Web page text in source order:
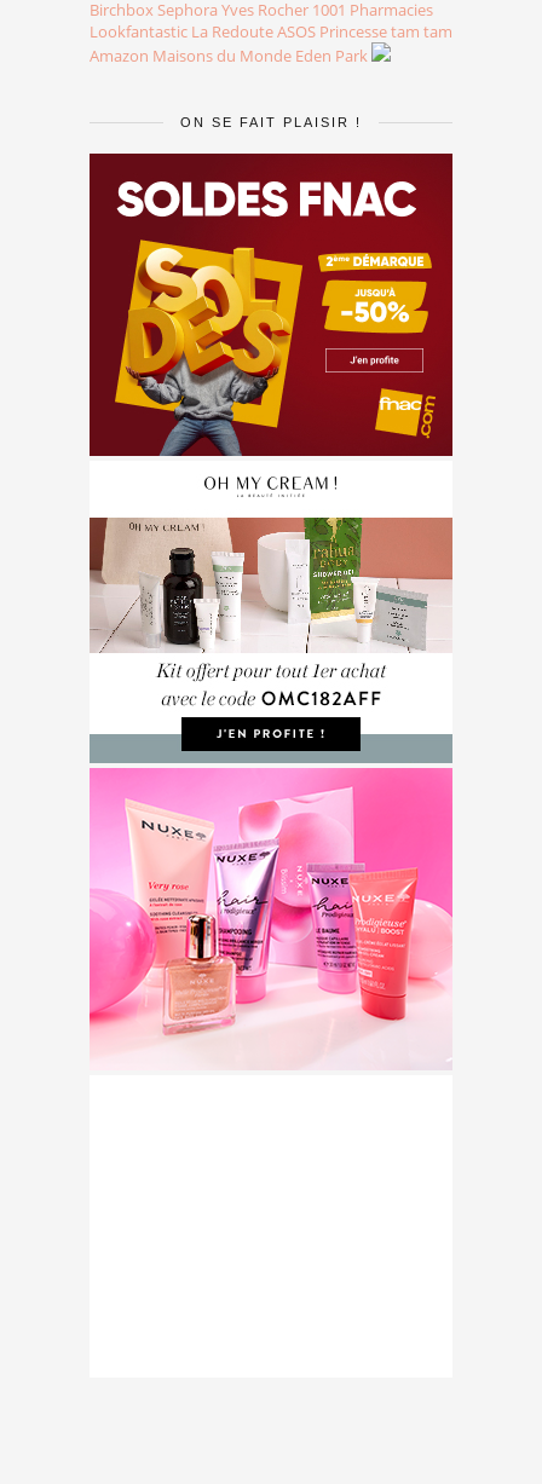
Birchbox Sephora Yves Rocher 1001 Pharmacies
Lookfantastic La RedouteASOS Princesse tam tam
Amazon Maisons du Monde Eden Park
ON SE FAIT PLAISIR !